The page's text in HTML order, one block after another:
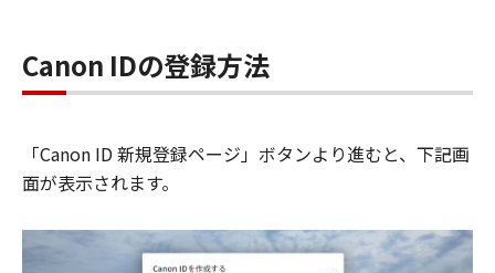
Canon IDの登録方法
「Canon ID 新規登録ページ」ボタンより進むと、下記画
面が表示されます。